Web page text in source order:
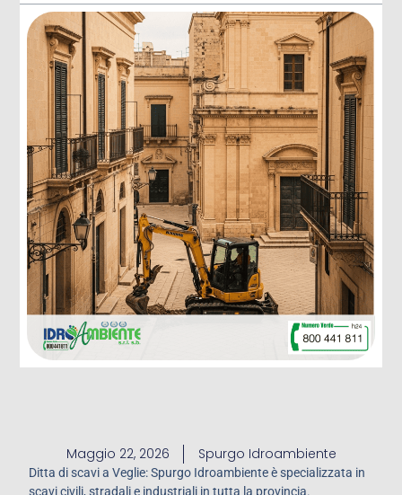
Ditta di scavi a Veglie: Spurgo Idroambiente è specializzata in
scavi civili, stradali e industriali in tutta la provincia.
Maggio 22, 2026 Spurgo Idroambiente